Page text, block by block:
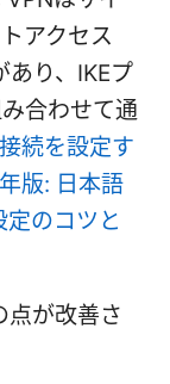
アクセス
あり、IKEプ
合わせて通
続を設定す
版: 日本語
のコツと
点が改善さ